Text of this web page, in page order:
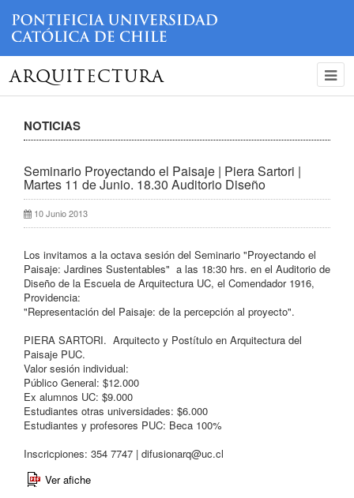
ARQUITECTURA
NOTICIAS
Seminario Proyectando el Paisaje | Piera Sartori |
Martes 11 de Junio. 18.30 Auditorio Diseño
10 Junio 2013
Los invitamos a la octava sesión del Seminario "Proyectando el
Paisaje: Jardines Sustentables" a las 18:30 hrs. en el Auditorio de
Diseño de la Escuela de Arquitectura UC, el Comendador 1916,
Providencia:
"Representación del Paisaje: de la percepción al proyecto".
PIERA SARTORI. Arquitecto y Postítulo en Arquitectura del
Paisaje PUC.
Valor sesión individual:
Público General: $12.000
Ex alumnos UC: $9.000
Estudiantes otras universidades: $6.000
Estudiantes y profesores PUC: Beca 100%
Inscricpiones: 354 7747 | difusionarq@uc.cl
Ver afiche